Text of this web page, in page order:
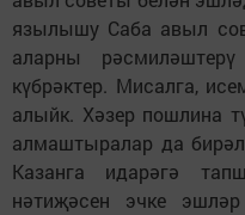
язылышу Саба авыл
аларны
күбрәктер. Мисалга,
алыйк. Хәзер пошлина
алмаштыралар да
Казанга идарәгә
нәтиҗәсен эчке